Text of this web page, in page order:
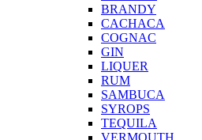
BRANDY
CACHACA
COGNAC
GIN
LIQUER
RUM
SAMBUCA
SYROPS
TEQUILA
VERMOUTH